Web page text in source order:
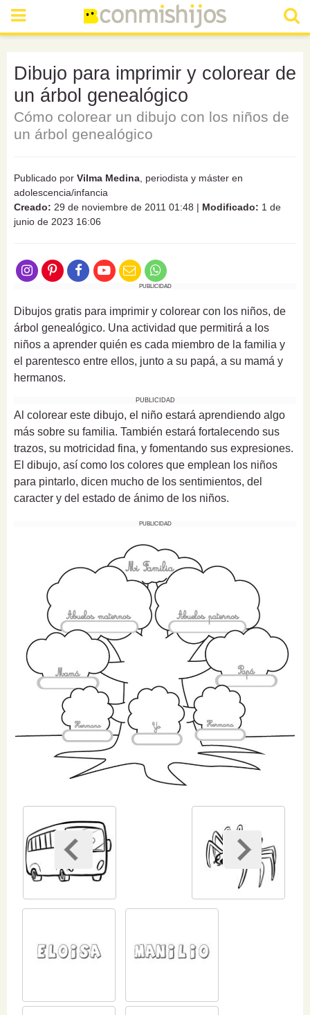
Dibujo para imprimir y colorear de
un árbol genealógico
Cómo colorear un dibujo con los niños de
un árbol genealógico
Publicado por Vilma Medina , periodista y máster en
adolescencia/infancia
Creado: 29 de noviembre de 2011 01:48 | Modificado: 1 de
junio de 2023 16:06
PUBLICIDAD
Dibujos gratis para imprimir y colorear con los niños, de
árbol genealógico. Una actividad que permitirá a los
niños a aprender quién es cada miembro de la familia y
el parentesco entre ellos, junto a su papá, a su mamá y
hermanos.
PUBLICIDAD
Al colorear este dibujo, el niño estará aprendiendo algo
más sobre su familia. También estará fortalecendo sus
trazos, su motricidad fina, y fomentando sus expresiones.
El dibujo, así como los colores que emplean los niños
para pintarlo, dicen mucho de los sentimientos, del
caracter y del estado de ánimo de los niños.
PUBLICIDAD